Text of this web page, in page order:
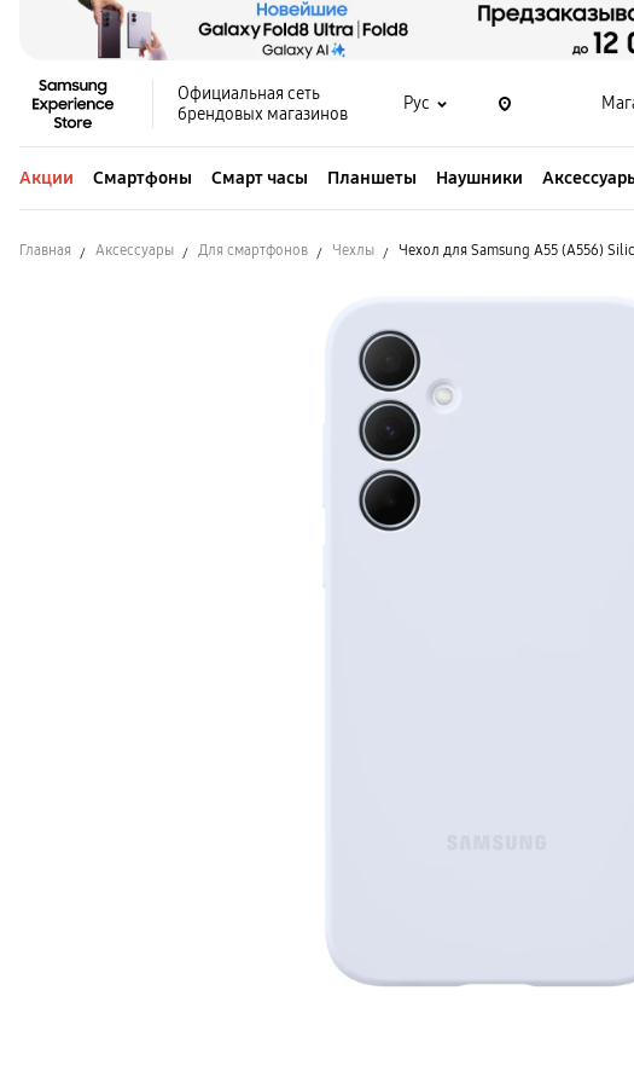
Официальная сеть
брендовых магазинов
Рус
Акции Смартфоны Смарт часы Планшеты Наушники
Главная Аксессуары Для смартфонов Чехлы Чехол для Samsung A55 (A556)